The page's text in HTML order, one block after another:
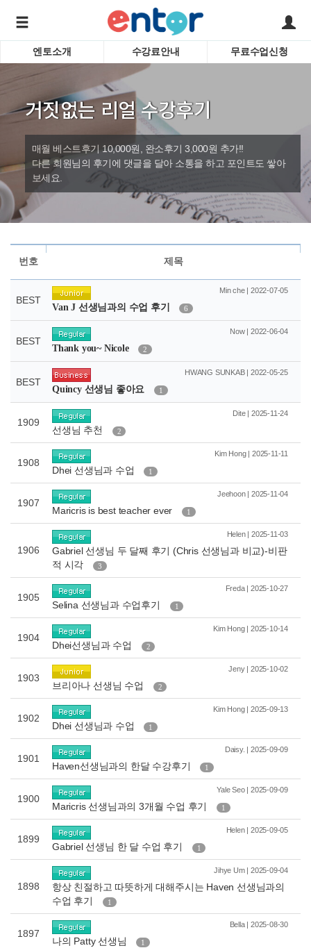
학습도우미 G1
바로가기
서비스안내
강사소개
회사소개
어린이
영자신
수업
엔토소개 수강료안내 무료수업신청
거짓없는 리얼 수강후기
매월 베스트후기 10,000원, 완소후기 3,000원 추가!!
다른 회원님의 후기에 댓글을 달아 소통을 하고 포인트도 쌓아
보세요.
번호 제목
BEST
Min che | 2022-07-05
Van J 선생님과의 수업 후기 6
BEST
Now | 2022-06-04
Thank you~ Nicole 2
BEST
HWANG SUNKAB | 2022-05-25
Quincy 선생님 좋아요 1
1909
Dite | 2025-11-24
선생님 추천 2
1908
Kim Hong | 2025-11-11
Dhei 선생님과 수업 1
1907
Jeehoon | 2025-11-04
Maricris is best teacher ever 1
1906
Helen | 2025-11-03
Gabriel 선생님 두 달째 후기 (Chris 선생님과 비교)-비판
적 시각
3
1905
Freda | 2025-10-27
Selina 선생님과 수업후기 1
1904
Kim Hong | 2025-10-14
Dhei선생님과 수업 2
1903
Jeny | 2025-10-02
브리아나 선생님 수업 2
1902
Kim Hong | 2025-09-13
Dhei 선생님과 수업 1
1901
Daisy. | 2025-09-09
Haven선생님과의 한달 수강후기 1
1900
Yale Seo | 2025-09-09
Maricris 선생님과의 3개월 수업 후기 1
1899
Helen | 2025-09-05
Gabriel 선생님 한 달 수업 후기 1
1898
Jihye Um | 2025-09-04
항상 친절하고 따뜻하게 대해주시는 Haven 선생님과의
수업 후기
1
1897
Bella | 2025-08-30
나의 Patty 선생님 1